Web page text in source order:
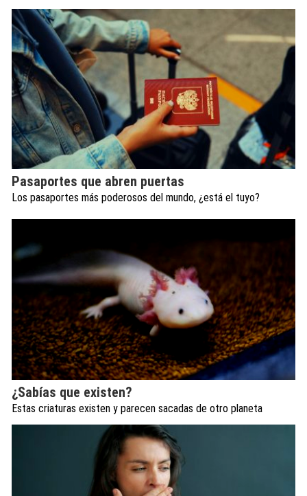
Pasaportes que abren puertas
Los pasaportes más poderosos del mundo, ¿está el tuyo?
¿Sabías que existen?
Estas criaturas existen y parecen sacadas de otro planeta